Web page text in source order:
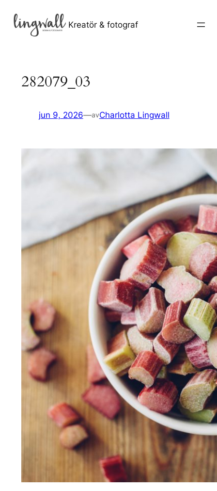
innehåll
Kreatör & fotograf
282079_03
jun 9, 2026—avCharlotta Lingwall